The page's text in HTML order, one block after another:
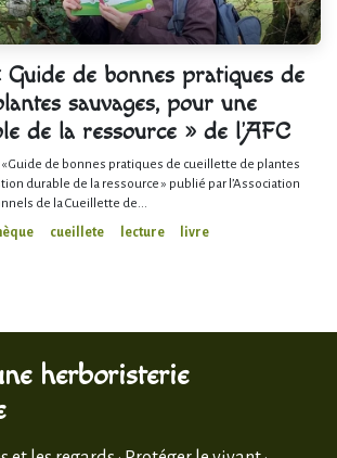
Guide de bonnes pratiques de
sauvages, pour une
de la ressource » de l’AFC
Guide de bonnes pratiques de cueillette de plantes
durable de la ressource » publié par l’Association
de la Cueillette de...
cueillete lecture livre
herboristerie